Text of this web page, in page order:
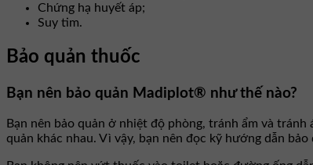
Chứng hạ huyết áp;
Suy tim.
Bảo quản thuốc
Bạn nên bảo quản Madiplot® như thế nào?
Bạn nên bảo quản ở nhiệt độ phòng, tránh ẩm và
quản khác nhau. Vì vậy, bạn nên đọc kỹ hướng dẫn